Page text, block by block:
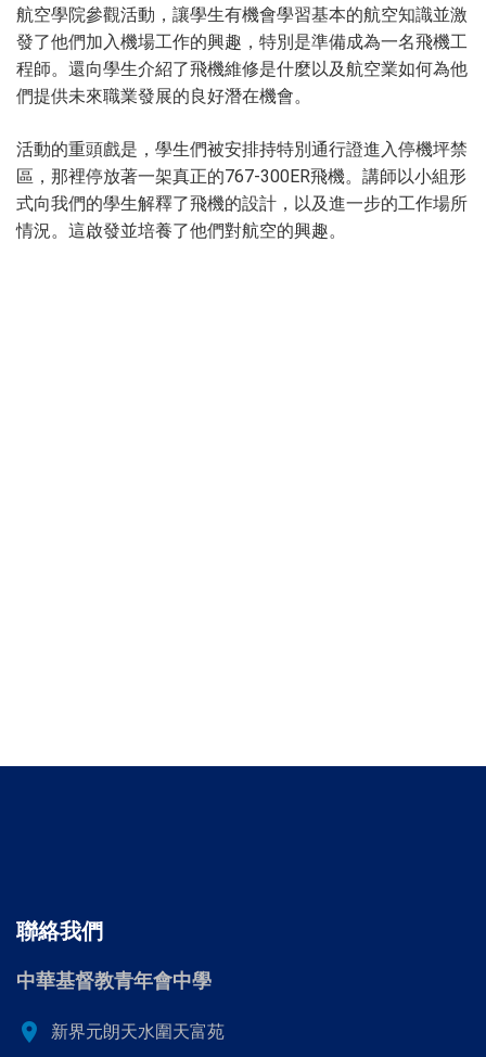
航空學院參觀活動，讓學生有機會學習基本的航空知識並激
發了他們加入機場工作的興趣，特別是準備成為一名飛機工
程師。還向學生介紹了飛機維修是什麼以及航空業如何為他
們提供未來職業發展的良好潛在機會。
活動的重頭戲是，學生們被安排持特別通行證進入停機坪禁
區，那裡停放著一架真正的767-300ER飛機。講師以小組形
式向我們的學生解釋了飛機的設計，以及進一步的工作場所
情況。這啟發並培養了他們對航空的興趣。
聯絡我們
中華基督教青年會中學
location_on 新界元朗天水圍天富苑